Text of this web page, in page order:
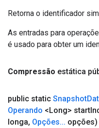
Retorna o identificador
As entradas para
é usado para obter um
Compressão estática
public static Snapshot
Operando <Long> start
longa, Opções... opções)